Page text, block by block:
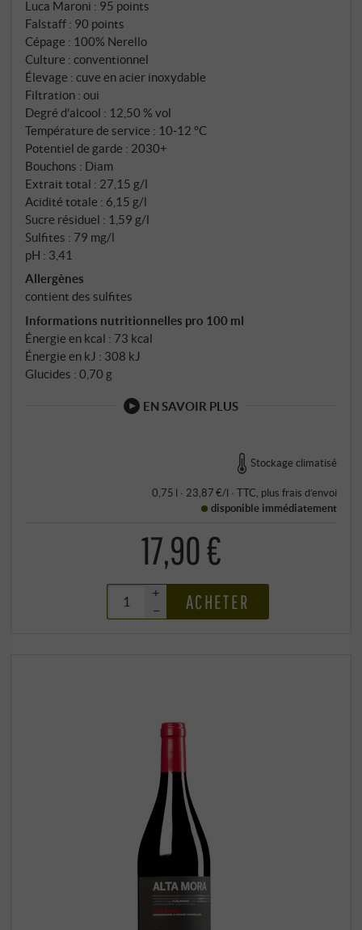
s'effectue exclusivement en cuves inox.
Luca Maroni : 95 points
Falstaff : 90 points
Cépage : 100% Nerello
Culture : conventionnel
Élevage : cuve en acier inoxydable
Filtration : oui
Degré d'alcool : 12,50 % vol
Température de service : 10‑12 °C
Potentiel de garde : 2030+
Bouchons : Diam
Extrait total : 27,15 g/l
Acidité totale : 6,15 g/l
Sucre résiduel : 1,59 g/l
Sulfites : 79 mg/l
pH : 3,41
Allergènes
contient des sulfites
Informations nutritionnelles pro 100 ml
Énergie en kcal : 73 kcal
Énergie en kJ : 308 kJ
Glucides : 0,70 g
EN SAVOIR PLUS
Stockage climatisé
0,75 l · 23,87 €/l · TTC , plus frais d’envoi
disponible immédiatement
17,90 €
+
–
ACHETER